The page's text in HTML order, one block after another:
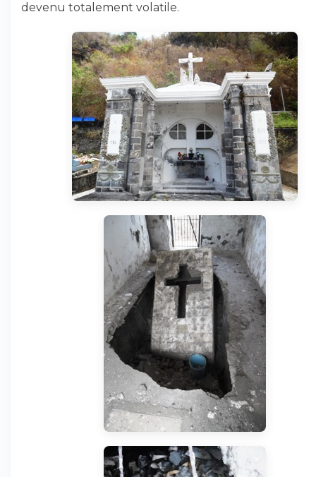
devenu totalement volatile.